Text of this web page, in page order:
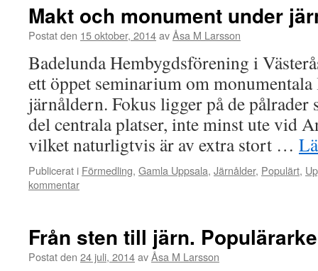
Makt och monument under
Postat den 15 oktober, 2014avÅsa M Larsson
Badelunda Hembygdsförening i
ett öppet seminarium om
järnåldern. Fokus ligger på de
del centrala platser, inte minst ute vid
vilket naturligtvis är av extra stort …
Publicerat i Förmedling, Gamla Uppsala, Järnålder, Populärt,
kommentar
Från sten till järn.
Postat den 24 juli, 2014avÅsa M Larsson